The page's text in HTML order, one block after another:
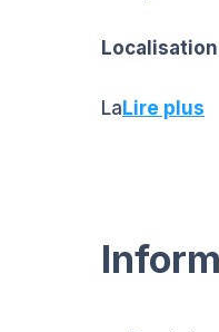
Localisation
LaLire plus